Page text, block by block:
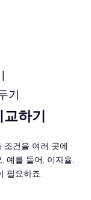
기
하기
조건을 여러 곳에
예를 들어, 이자율,
필요하죠.